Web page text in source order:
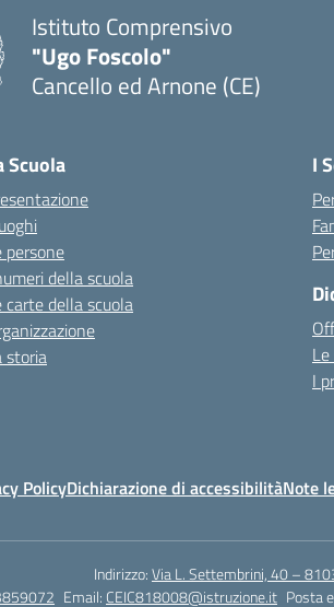
Istituto Comprensivo
"Ugo Foscolo"
Cancello ed Arnone (CE)
Scuola
persone
della scuola
carte della scuola
storia
I
I
PolicyDichiarazione di accessibilitàNote
Indirizzo:Via L. Settembrini, 40 –
Email: CEIC818008@istruzione.it Posta